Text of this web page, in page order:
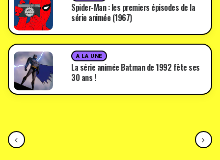
Spider-Man : les premiers épisodes de la
série animée (1967)
A LA UNE
La série animée Batman de 1992 fête ses
30 ans !